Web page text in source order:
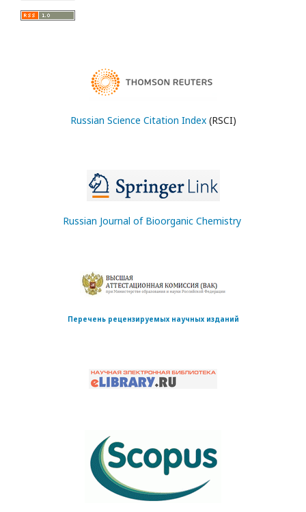
Russian Science Citation Index(RSCI)
Russian Journal of Bioorganic Chemistry
Перечень рецензируемых научных изданий